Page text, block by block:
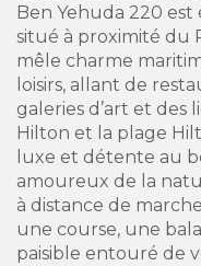
Ben Yehuda 220
situé à proximité du
mêle charme
loisirs, allant de
galeries d’art et des
Hilton et la plage
luxe et détente au
amoureux de la
à distance de
une course, une
paisible entouré de